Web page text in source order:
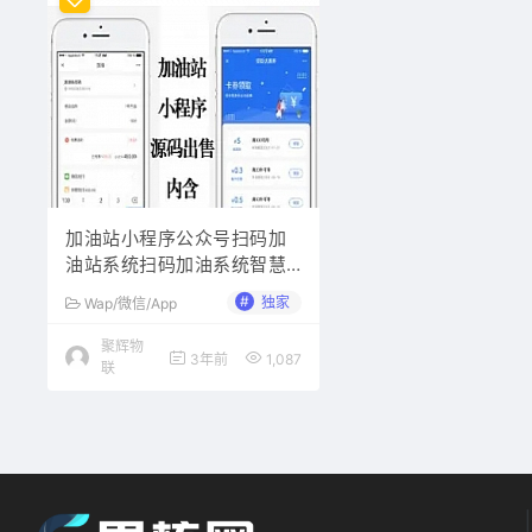
加油站小程序公众号扫码加
油站系统扫码加油系统智慧
加油站双支付系统
Wap/微信/App # 独家
聚辉物
联
3年前 1,087